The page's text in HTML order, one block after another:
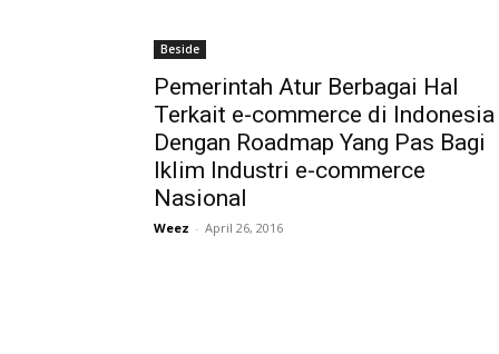
Beside
Pemerintah Atur Berbagai Hal
Terkait e-commerce di Indonesia
Dengan Roadmap Yang Pas Bagi
Iklim Industri e-commerce
Nasional
Weez - April 26, 2016